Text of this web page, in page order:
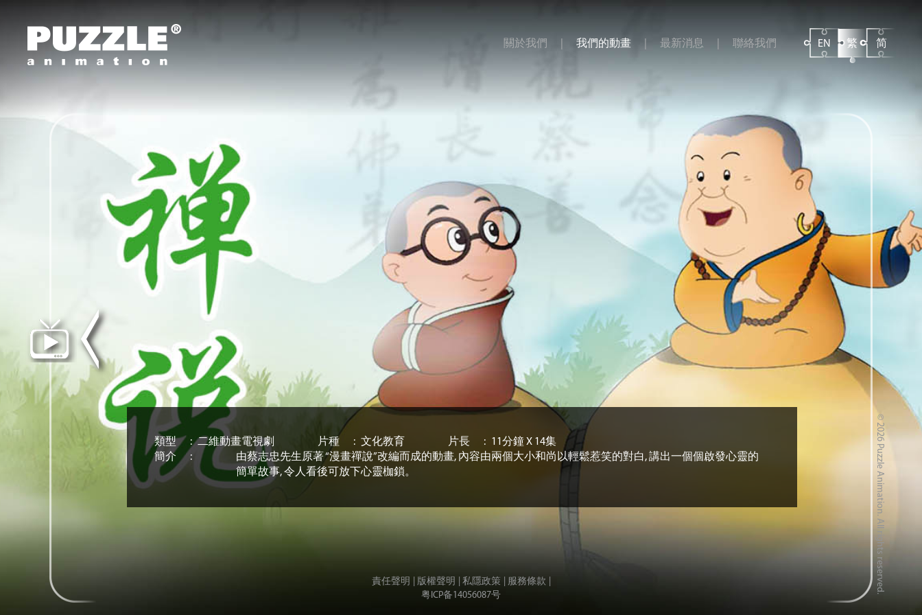
EN 繁 简
關於我們 我們的動畫 最新消息 聯絡我們
類型 二維動畫電視劇 片種 文化教育 片長
11分鐘 X 14集
簡介
由蔡志忠先生原著 “漫畫禪說”改編而成的動畫, 內容由兩個大小和尚以輕鬆惹笑的對白, 講出一個個啟發心靈的
簡單故事, 令人看後可放下心靈枷鎖。
責任聲明 版權聲明 私隱政策
服務條款
粤ICP备14056087号
© 2026 Puzzle Animation. All rights reserved.